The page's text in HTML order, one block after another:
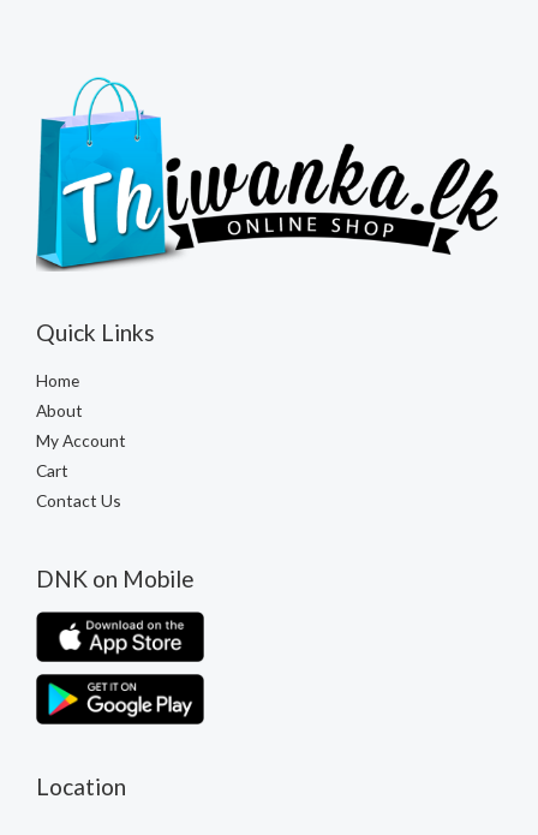
Quick Links
Home
About
My Account
Cart
Contact Us
DNK on Mobile
Location